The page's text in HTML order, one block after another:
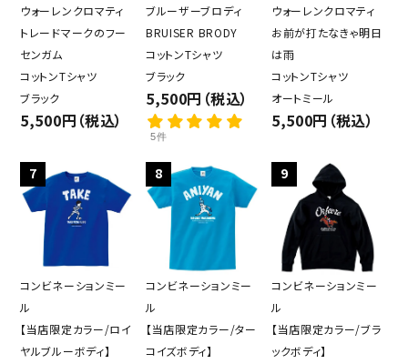
ウォーレンクロマティ
トレードマークのフー
センガム
コットンTシャツ
ブラック
5,500円（税込）
ブルーザーブロディ
BRUISER BRODY
コットンTシャツ
ブラック
5,500円（税込）
5件
ウォーレンクロマティ
お前が打たなきゃ明日
は雨
コットンTシャツ
オートミール
5,500円（税込）
7
コンビネーションミー
ル
【当店限定カラー/ロイ
ヤルブルーボディ】
8
コンビネーションミー
ル
【当店限定カラー/ター
コイズボディ】
9
コンビネーションミー
ル
【当店限定カラー/ブラ
ックボディ】